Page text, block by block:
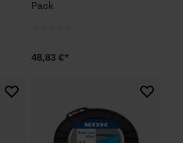
Pack
48,83 €*